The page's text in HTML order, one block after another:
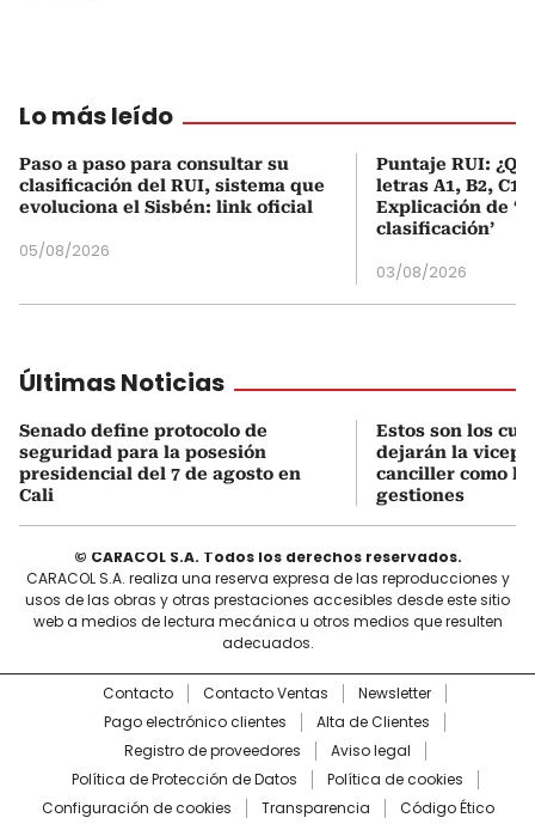
Lo más leído
Paso a paso para consultar su
clasificación del RUI, sistema que
evoluciona el Sisbén: link oficial
05/08/2026
Puntaje RUI:
letras A1, B2, C1
Explicación de
clasificación’
03/08/2026
Últimas Noticias
Senado define protocolo de
seguridad para la posesión
presidencial del 7 de agosto en
Cali
Estos son los
dejarán la
canciller como
gestiones
© CARACOL S.A. Todos los derechos reservados.
CARACOL S.A. realiza una reserva expresa de las reproducciones y
usos de las obras y otras prestaciones accesibles desde este sitio
web a medios de lectura mecánica u otros medios que resulten
adecuados.
Contacto Contacto Ventas
Newsletter
Pago electrónico clientes
Alta de Clientes
Registro de proveedores
Aviso legal
Política de Protección de Datos
Política de cookies
Configuración de cookies
Transparencia Código Ético